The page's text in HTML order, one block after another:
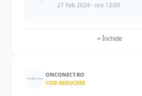
27 Feb 2024 · ora 13:00
Închide
ONCONECT.RO
COD REDUCERE